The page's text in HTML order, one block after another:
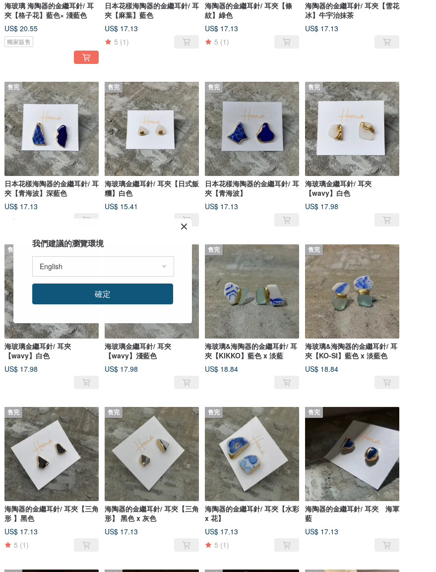
海玻璃 海陶器的金繼耳針/ 耳
夾【格子花】藍色× 淺藍色
US$ 20.55
獨家販售
日本花樣海陶器的金繼耳針/ 耳
夾【麻葉】藍色
US$ 17.13
5 (1)
海陶器的金繼耳針/ 耳夾【條
紋】綠色
US$ 17.13
5 (1)
海陶器的金繼耳針/ 耳夾【雪花
冰】牛宇治抹茶
US$ 17.13
售完
日本花樣海陶器的金繼耳針/ 耳
夾【青海波】深藍色
US$ 17.13
售完
海玻璃金繼耳針/ 耳夾【日式飯
糰】白色
US$ 15.41
售完
日本花樣海陶器的金繼耳針/ 耳
夾【青海波】
US$ 17.13
售完
海玻璃金繼耳針/ 耳夾
【wavy】白色
US$ 17.98
售完
海玻璃金繼耳針/ 耳夾
【wavy】白色
US$ 17.98
海玻璃金繼耳針/ 耳夾
【wavy】淺藍色
US$ 17.98
售完
海玻璃&海陶器的金繼耳針/ 耳
夾【KIKKO】藍色 x 淡藍
US$ 18.84
售完
海玻璃&海陶器的金繼耳針/ 耳
夾【KO-SI】藍色 x 淡藍色
US$ 18.84
售完
海陶器的金繼耳針/ 耳夾【三角
形 】黑色
US$ 17.13
5 (1)
售完
海陶器的金繼耳針/ 耳夾【三角
形】 黑色 x 灰色
US$ 17.13
售完
海陶器的金繼耳針/ 耳夾【水彩
x 花】
US$ 17.13
5 (1)
售完
海陶器的金繼耳針/ 耳夾 海軍
藍
US$ 17.13
我們建議的瀏覽環境
確定